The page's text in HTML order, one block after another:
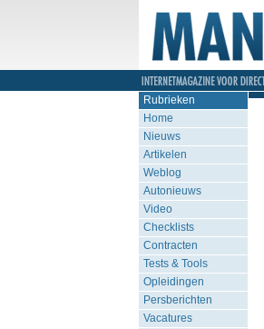
Rubrieken
Home
Nieuws
Artikelen
Weblog
Autonieuws
Video
Checklists
Contracten
Tests & Tools
Opleidingen
Persberichten
Vacatures